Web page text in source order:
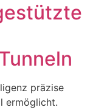
präzise
ermöglicht.